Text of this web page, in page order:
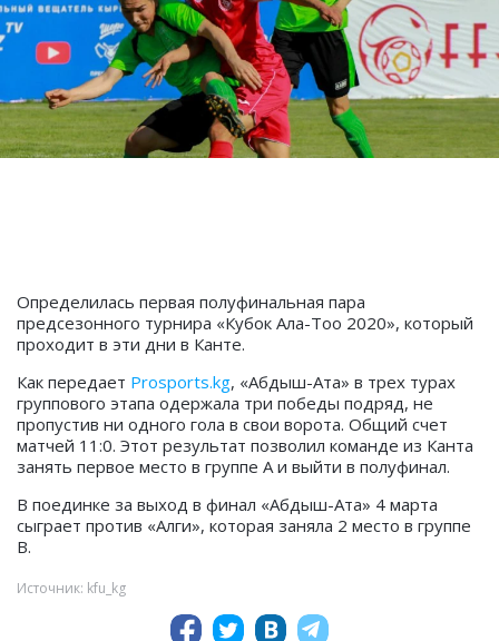
Определилась первая полуфинальная пара
предсезонного турнира «Кубок Ала-Тоо 2020», который
проходит в эти дни в Канте.
Как передает Prosports.kg, «Абдыш-Ата» в трех турах
группового этапа одержала три победы подряд, не
пропустив ни одного гола в свои ворота. Общий счет
матчей 11:0. Этот результат позволил команде из Канта
занять первое место в группе А и выйти в полуфинал.
В поединке за выход в финал «Абдыш-Ата» 4 марта
сыграет против «Алги», которая заняла 2 место в группе
В.
Источник: kfu_kg